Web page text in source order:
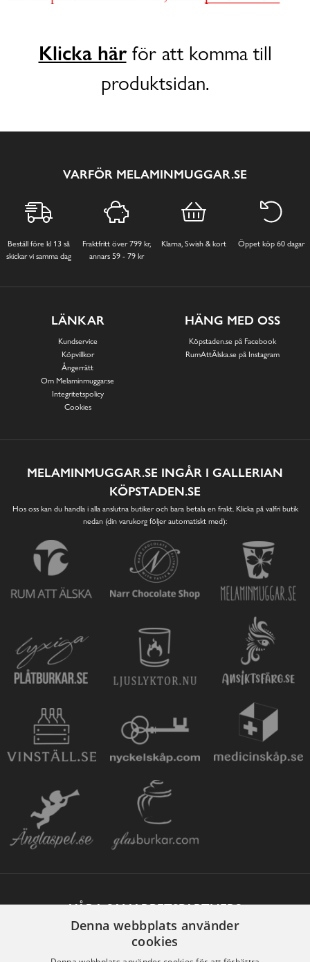
Klicka härför att komma till
produktsidan.
VARFÖR MELAMINMUGGAR.SE
Beställ före kl 13 så
skickar vi samma dag
Fraktfritt över 799 kr,
annars 59 - 79 kr
Klarna, Swish & kort Öppet köp 60 dagar
LÄNKAR
Kundservice
Köpvillkor
Ångerrätt
Om Melaminmuggar.se
Integritetspolicy
Cookies
HÄNG MED OSS
Köpstaden.se på Facebook
RumAttÄlska.se på Instagram
MELAMINMUGGAR.SE INGÅR I GALLERIAN
KÖPSTADEN.SE
Hos oss kan du handla i alla anslutna butiker och bara betala en frakt. Klicka på valfri butik
nedan (din varukorg följer automatiskt med):
VÅRA SAMARBETSPARTNERS
Denna webbplats använder
cookies